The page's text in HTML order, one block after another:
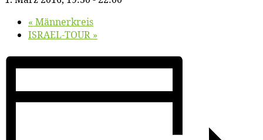
« Män­ner­kreis
ISRAEL-TOUR »